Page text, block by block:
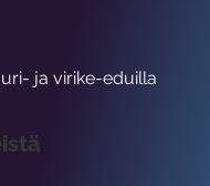
ja virike-eduilla